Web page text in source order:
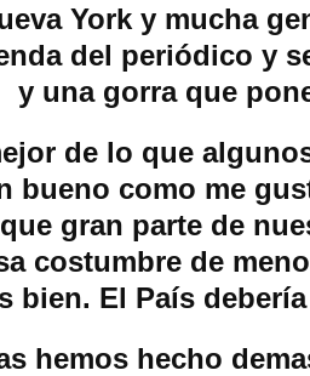
York y mucha
del periódico y
y una gorra que
de lo que
bueno como me
gran parte de
costumbre de
bien. El País
hemos hecho